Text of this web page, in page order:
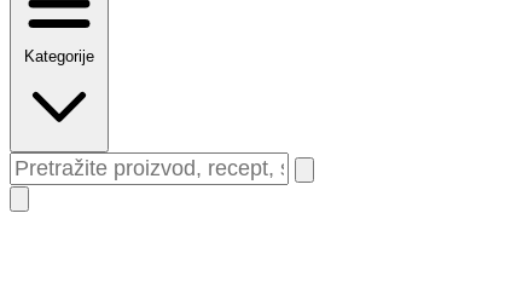
Kategorije